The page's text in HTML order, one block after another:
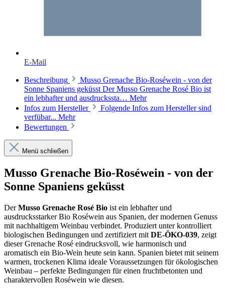
E-Mail
Beschreibung
Musso Grenache Bio-Roséwein - von der
Sonne Spaniens geküsst Der Musso Grenache Rosé Bio ist
ein lebhafter und ausdruckssta… Mehr
Infos zum Hersteller
Folgende Infos zum Hersteller sind
verfübar... Mehr
Bewertungen
Menü schließen
Musso Grenache Bio-Roséwein - von der
Sonne Spaniens geküsst
DerMusso Grenache Rosé Bio ist ein lebhafter und
ausdrucksstarker Bio Roséwein aus Spanien, der modernen Genuss
mit nachhaltigem Weinbau verbindet. Produziert unter kontrolliert
biologischen Bedingungen und zertifiziert mit DE-ÖKO-039, zeigt
dieser Grenache Rosé eindrucksvoll, wie harmonisch und
aromatisch ein Bio-Wein heute sein kann. Spanien bietet mit seinem
warmen, trockenen Klima ideale Voraussetzungen für ökologischen
Weinbau – perfekte Bedingungen für einen fruchtbetonten und
charaktervollen Roséwein wie diesen.